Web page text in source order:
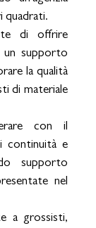
quadrati.
di offrire
un supporto
la qualità
di materiale
con il
continuità e
supporto
nel
a grossisti,